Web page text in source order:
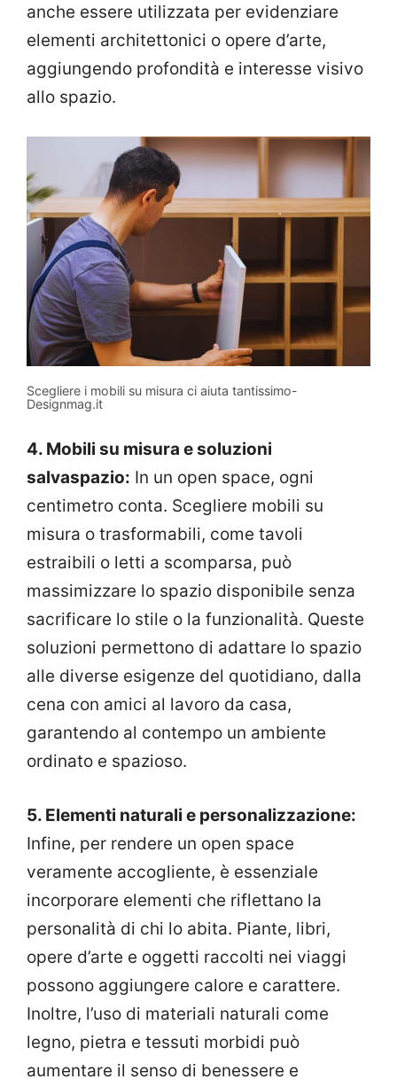
anche essere utilizzata per evidenziare
elementi architettonici o opere d’arte,
aggiungendo profondità e interesse visivo
allo spazio.
Scegliere i mobili su misura ci aiuta tantissimo-
Designmag.it
4. Mobili su misura e soluzioni
salvaspazio: In un open space, ogni
centimetro conta. Scegliere mobili su
misura o trasformabili, come tavoli
estraibili o letti a scomparsa, può
massimizzare lo spazio disponibile senza
sacrificare lo stile o la funzionalità. Queste
soluzioni permettono di adattare lo spazio
alle diverse esigenze del quotidiano, dalla
cena con amici al lavoro da casa,
garantendo al contempo un ambiente
ordinato e spazioso.
5. Elementi naturali e personalizzazione:
Infine, per rendere un open space
veramente accogliente, è essenziale
incorporare elementi che riflettano la
personalità di chi lo abita. Piante, libri,
opere d’arte e oggetti raccolti nei viaggi
possono aggiungere calore e carattere.
Inoltre, l’uso di materiali naturali come
legno, pietra e tessuti morbidi può
aumentare il senso di benessere e